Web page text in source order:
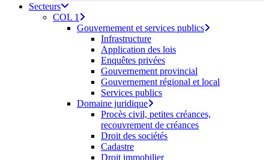
Secteurs
COL 1
Gouvernement et services publics
Infrastructure
Application des lois
Enquêtes privées
Gouvernement provincial
Gouvernement régional et local
Services publics
Domaine juridique
Procès civil, petites créances,
recouvrement de créances
Droit des sociétés
Cadastre
Droit immobilier